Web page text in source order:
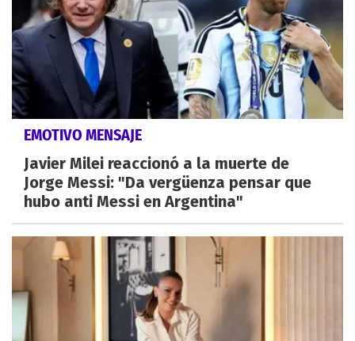
EMOTIVO MENSAJE
Javier Milei reaccionó a la muerte de
Jorge Messi: "Da vergüenza pensar que
hubo anti Messi en Argentina"